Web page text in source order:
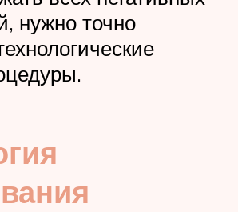
нужно точно